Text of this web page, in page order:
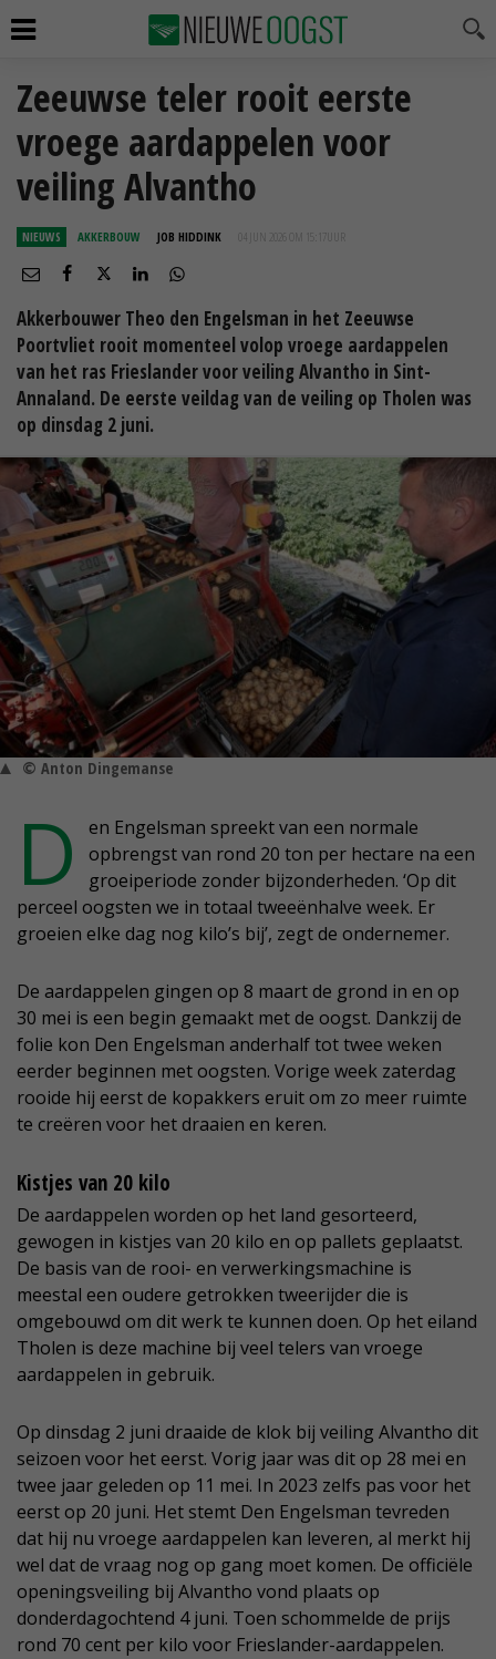
Zeeuwse teler rooit eerste
vroege aardappelen voor
veiling Alvantho
NIEUWS AKKERBOUW JOB HIDDINK 04 JUN 2026 OM 15:17
Akkerbouwer Theo den Engelsman in het Zeeuwse
Poortvliet rooit momenteel volop vroege aardappelen
van het ras Frieslander voor veiling Alvantho in Sint-
Annaland. De eerste veildag van de veiling op Tholen was
op dinsdag 2 juni.
© Anton Dingemanse
D
en Engelsman spreekt van een normale
opbrengst van rond 20 ton per hectare na een
groeiperiode zonder bijzonderheden. ‘Op dit
perceel oogsten we in totaal tweeënhalve week. Er
groeien elke dag nog kilo’s bij’, zegt de ondernemer.
De aardappelen gingen op 8 maart de grond in en op
30 mei is een begin gemaakt met de oogst. Dankzij de
folie kon Den Engelsman anderhalf tot twee weken
eerder beginnen met oogsten. Vorige week zaterdag
rooide hij eerst de kopakkers eruit om zo meer ruimte
te creëren voor het draaien en keren.
Kistjes van 20 kilo
De aardappelen worden op het land gesorteerd,
gewogen in kistjes van 20 kilo en op pallets geplaatst.
De basis van de rooi- en verwerkingsmachine is
meestal een oudere getrokken tweerijder die is
omgebouwd om dit werk te kunnen doen. Op het eiland
Tholen is deze machine bij veel telers van vroege
aardappelen in gebruik.
Op dinsdag 2 juni draaide de klok bij veiling Alvantho dit
seizoen voor het eerst. Vorig jaar was dit op 28 mei en
twee jaar geleden op 11 mei. In 2023 zelfs pas voor het
eerst op 20 juni. Het stemt Den Engelsman tevreden
dat hij nu vroege aardappelen kan leveren, al merkt hij
wel dat de vraag nog op gang moet komen. De officiële
openingsveiling bij Alvantho vond plaats op
donderdagochtend 4 juni. Toen schommelde de prijs
rond 70 cent per kilo voor Frieslander-aardappelen.